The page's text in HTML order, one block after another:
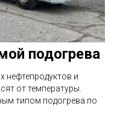
подогрева
нефтепродуктов и
от температуры.
типом подогрева по